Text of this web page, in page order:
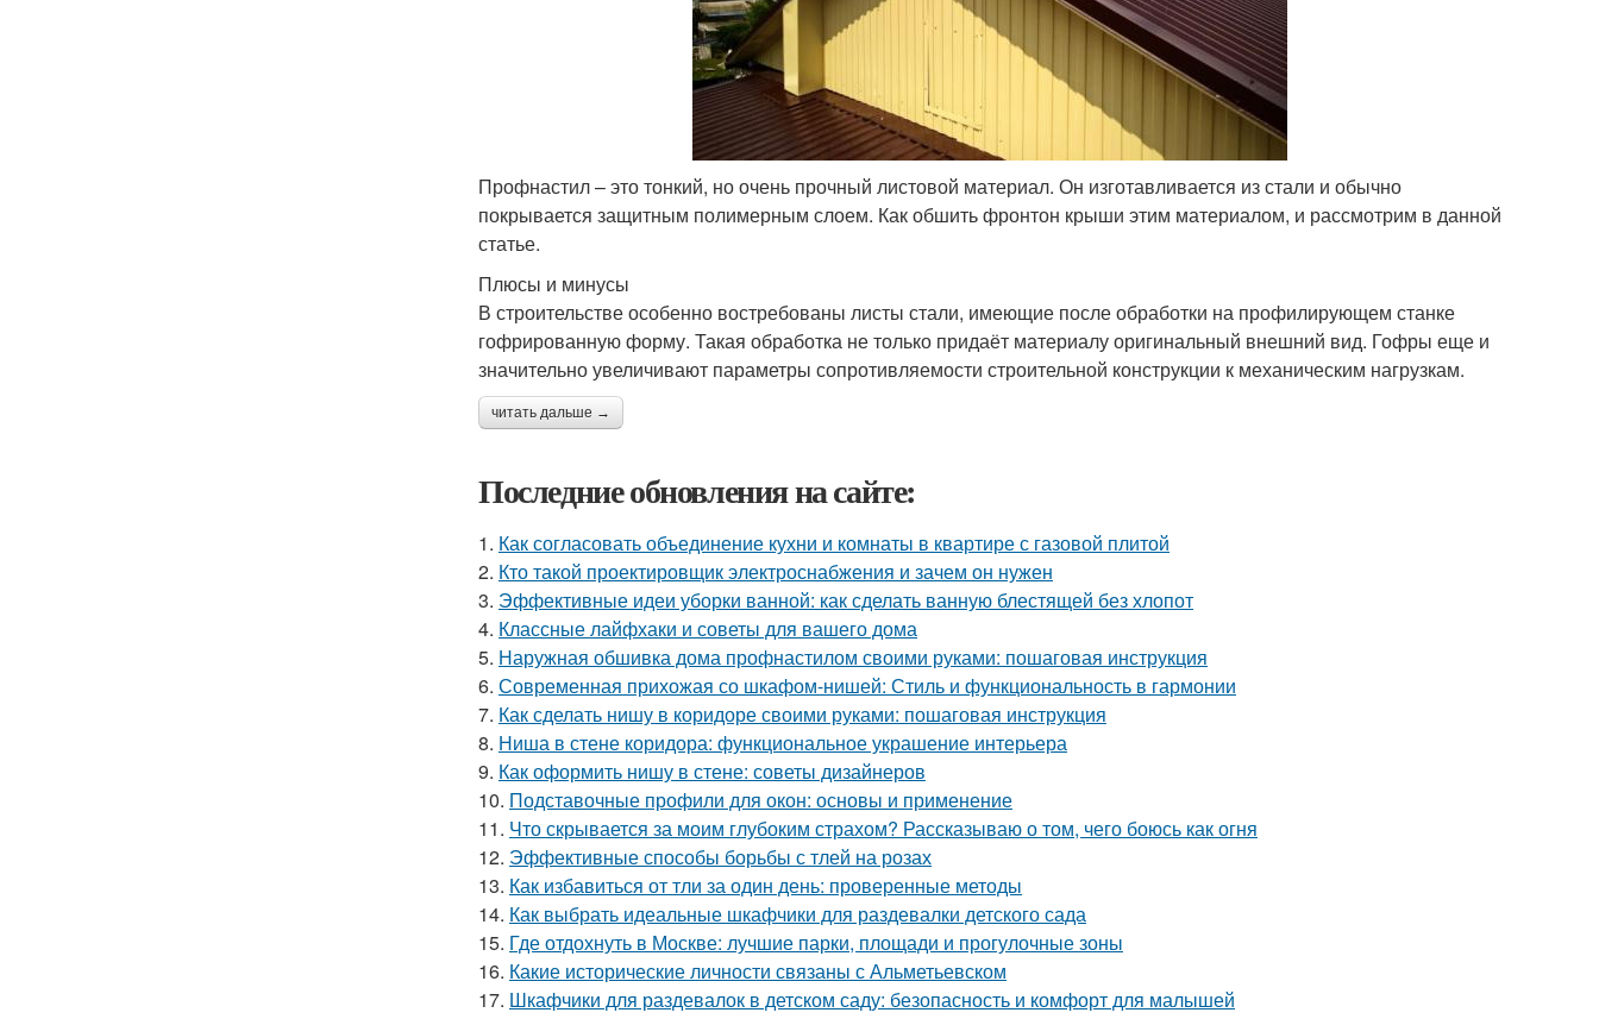
Профнастил – это тонкий, но очень прочный листовой материал. Он изготавливается из стали и обычно
покрывается защитным полимерным слоем. Как обшить фронтон крыши этим материалом, и рассмотрим в данной
статье.
Плюсы и минусы
В строительстве особенно востребованы листы стали, имеющие после обработки на профилирующем станке
гофрированную форму. Такая обработка не только придаёт материалу оригинальный внешний вид. Гофры еще и
значительно увеличивают параметры сопротивляемости строительной конструкции к механическим нагрузкам.
читать дальше →
Последние обновления на сайте:
1. Как согласовать объединение кухни и комнаты в квартире с газовой плитой
2. Кто такой проектировщик электроснабжения и зачем он нужен
3. Эффективные идеи уборки ванной: как сделать ванную блестящей без хлопот
4. Классные лайфхаки и советы для вашего дома
5. Наружная обшивка дома профнастилом своими руками: пошаговая инструкция
6. Современная прихожая со шкафом-нишей: Стиль и функциональность в гармонии
7. Как сделать нишу в коридоре своими руками: пошаговая инструкция
8. Ниша в стене коридора: функциональное украшение интерьера
9. Как оформить нишу в стене: советы дизайнеров
10. Подставочные профили для окон: основы и применение
11. Что скрывается за моим глубоким страхом? Рассказываю о том, чего боюсь как огня
12. Эффективные способы борьбы с тлей на розах
13. Как избавиться от тли за один день: проверенные методы
14. Как выбрать идеальные шкафчики для раздевалки детского сада
15. Где отдохнуть в Москве: лучшие парки, площади и прогулочные зоны
16. Какие исторические личности связаны с Альметьевском
17. Шкафчики для раздевалок в детском саду: безопасность и комфорт для малышей